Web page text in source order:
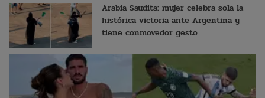
Arabia Saudita: mujer celebra sola la
histórica victoria ante Argentina y
tiene conmovedor gesto